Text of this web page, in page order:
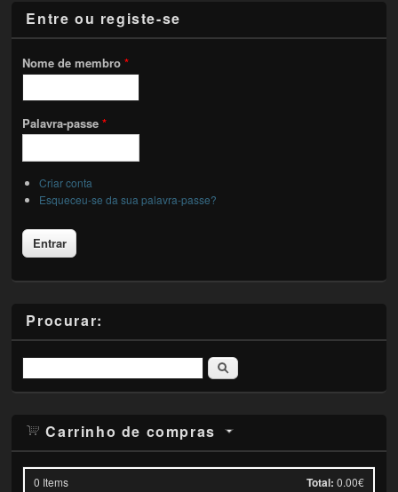
Entre ou registe-se
Nome de membro*
Palavra-passe*
Criar conta
Esqueceu-se da sua palavra-passe?
Procurar:
Pesquisar
Carrinho de compras
0 Items Total: 0.00€